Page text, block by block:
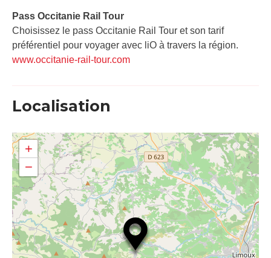
Pass Occitanie Rail Tour​
Choisissez le pass Occitanie Rail Tour et son tarif
préférentiel pour voyager avec liO à travers la région.
www.occitanie-rail-tour.com
Localisation
+
−